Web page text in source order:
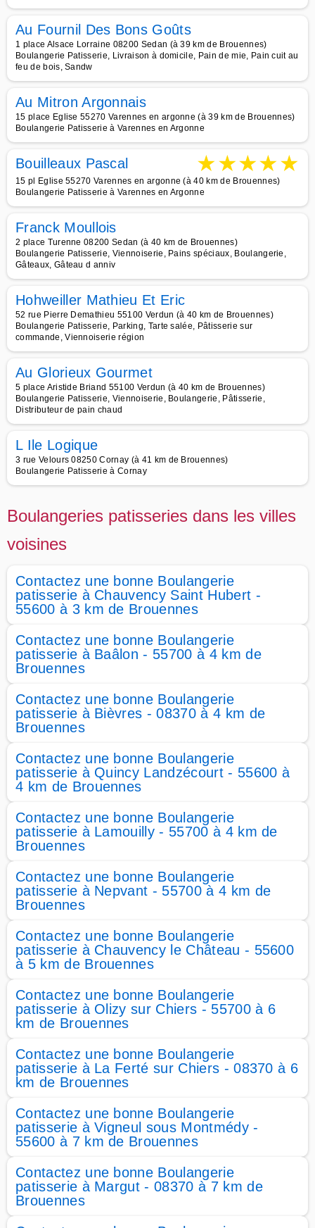
Au Fournil Des Bons Goûts
1 place Alsace Lorraine 08200 Sedan (à 39 km de Brouennes)
Boulangerie Patisserie, Livraison à domicile, Pain de mie, Pain cuit au
feu de bois, Sandw
Au Mitron Argonnais
15 place Eglise 55270 Varennes en argonne (à 39 km de Brouennes)
Boulangerie Patisserie à Varennes en Argonne
Bouilleaux Pascal ★★★★★
15 pl Eglise 55270 Varennes en argonne (à 40 km de Brouennes)
Boulangerie Patisserie à Varennes en Argonne
Franck Moullois
2 place Turenne 08200 Sedan (à 40 km de Brouennes)
Boulangerie Patisserie, Viennoiserie, Pains spéciaux, Boulangerie,
Gâteaux, Gâteau d anniv
Hohweiller Mathieu Et Eric
52 rue Pierre Demathieu 55100 Verdun (à 40 km de Brouennes)
Boulangerie Patisserie, Parking, Tarte salée, Pâtisserie sur
commande, Viennoiserie région
Au Glorieux Gourmet
5 place Aristide Briand 55100 Verdun (à 40 km de Brouennes)
Boulangerie Patisserie, Viennoiserie, Boulangerie, Pâtisserie,
Distributeur de pain chaud
L Ile Logique
3 rue Velours 08250 Cornay (à 41 km de Brouennes)
Boulangerie Patisserie à Cornay
Boulangeries patisseries dans les villes
voisines
Contactez une bonne Boulangerie
patisserie à Chauvency Saint Hubert -
55600 à 3 km de Brouennes
Contactez une bonne Boulangerie
patisserie à Baâlon - 55700 à 4 km de
Brouennes
Contactez une bonne Boulangerie
patisserie à Bièvres - 08370 à 4 km de
Brouennes
Contactez une bonne Boulangerie
patisserie à Quincy Landzécourt - 55600 à
4 km de Brouennes
Contactez une bonne Boulangerie
patisserie à Lamouilly - 55700 à 4 km de
Brouennes
Contactez une bonne Boulangerie
patisserie à Nepvant - 55700 à 4 km de
Brouennes
Contactez une bonne Boulangerie
patisserie à Chauvency le Château - 55600
à 5 km de Brouennes
Contactez une bonne Boulangerie
patisserie à Olizy sur Chiers - 55700 à 6
km de Brouennes
Contactez une bonne Boulangerie
patisserie à La Ferté sur Chiers - 08370 à 6
km de Brouennes
Contactez une bonne Boulangerie
patisserie à Vigneul sous Montmédy -
55600 à 7 km de Brouennes
Contactez une bonne Boulangerie
patisserie à Margut - 08370 à 7 km de
Brouennes